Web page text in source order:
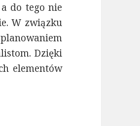
do tego nie
W związku
Dzięki
elementów
profesjonalnie